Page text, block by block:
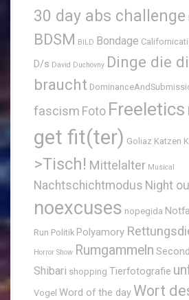
30 day abs challenge
BDSM BILD Bondage
D/s David Duchovny Dinge die
braucht
fascism Foto Freeletics
get fit(ter) Goliaz Katzen
>Tisch! Mittelalter Musical
Nachtschichtmodus Night
noexcuses nopegida
Run Politik Polyamory
Horror Show Rumgammeln
Shibari shopping Tierfotografie
Vogel Word of the day Wort